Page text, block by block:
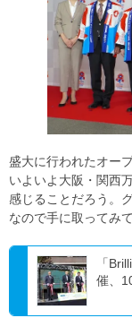
盛大に行われたオー
いよいよ大阪・関西
感じることだろう。
なので手に取ってみ
「
催、